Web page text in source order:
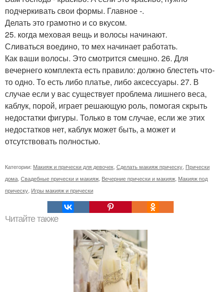
подчеркивать свои формы. Главное -.
Делать это грамотно и со вкусом.
25. когда меховая вещь и волосы начинают.
Сливаться воедино, то мех начинает работать.
Как ваши волосы. Это смотрится смешно. 26. Для
вечернего комплекта есть правило: должно блестеть что-
то одно. То есть либо платье, либо аксессуары. 27. В
случае если у вас существует проблема лишнего веса,
каблук, порой, играет решающую роль, помогая скрыть
недостатки фигуры. Только в том случае, если же этих
недостатков нет, каблук может быть, а может и
отсутствовать полностью.
Категории: Макияж и прически для девочек, Сделать макияж прическу, Прически
дома, Свадебные прически и макияж, Вечерние прически и макияж, Макияж под
прическу, Игры макияж и прически
Читайте также